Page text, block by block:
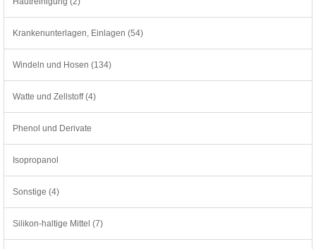
Krankenunterlagen, Einlagen (54)
Windeln und Hosen (134)
Watte und Zellstoff (4)
Phenol und Derivate
Isopropanol
Sonstige (4)
Silikon-haltige Mittel (7)